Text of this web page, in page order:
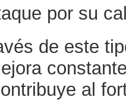
por su
de este
al